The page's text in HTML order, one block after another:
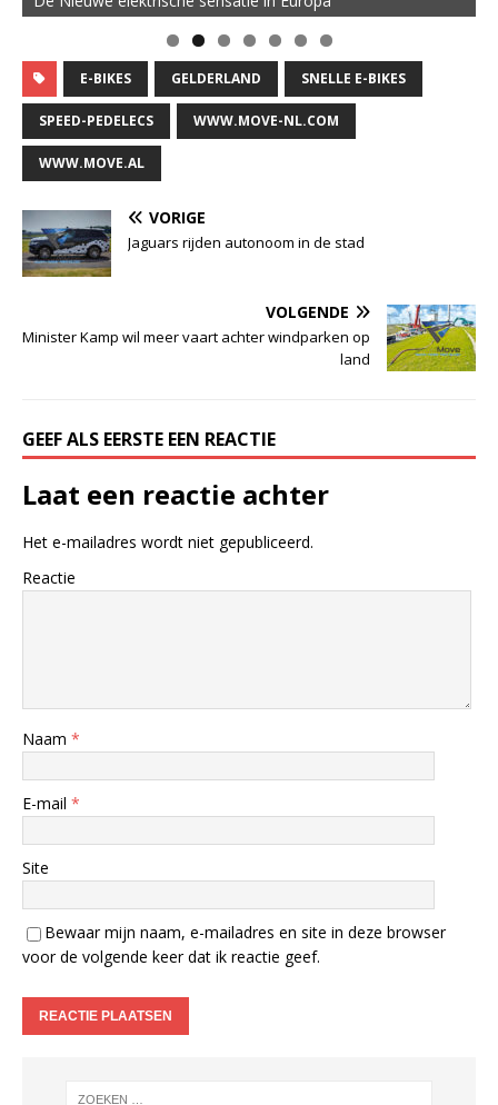
E-BIKES GELDERLAND SNELLE E-BIKES
SPEED-PEDELECS WWW.MOVE-NL.COM
WWW.MOVE.AL
VORIGE
Jaguars rijden autonoom in de stad
VOLGENDE
Minister Kamp wil meer vaart achter windparken op
land
GEEF ALS EERSTE EEN REACTIE
Laat een reactie achter
Het e-mailadres wordt niet gepubliceerd.
Reactie
Naam *
E-mail *
Site
Bewaar mijn naam, e-mailadres en site in deze browser
voor de volgende keer dat ik reactie geef.